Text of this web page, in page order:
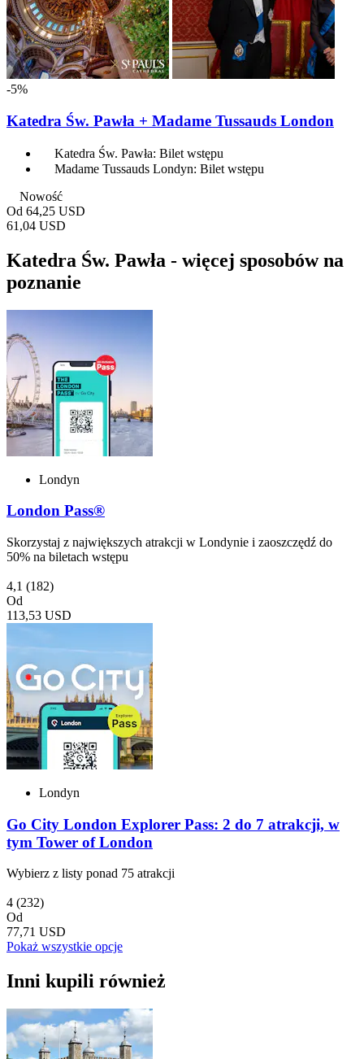
-5%
Katedra Św. Pawła + Madame Tussauds London
Katedra Św. Pawła: Bilet wstępu
Madame Tussauds Londyn: Bilet wstępu
Nowość
Od 64,25 USD
61,04 USD
Katedra Św. Pawła - więcej sposobów na
poznanie
Londyn
London Pass®
Skorzystaj z największych atrakcji w Londynie i zaoszczędź do
50% na biletach wstępu
4,1 (182)
Od
113,53 USD
Londyn
Go City London Explorer Pass: 2 do 7 atrakcji, w
tym Tower of London
Wybierz z listy ponad 75 atrakcji
4 (232)
Od
77,71 USD
Pokaż wszystkie opcje
Inni kupili również